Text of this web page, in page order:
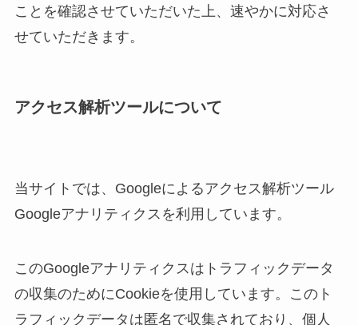
ことを確認させていただいた上、速やかに対応さ
せていただきます。
アクセス解析ツールについて
当サイトでは、Googleによるアクセス解析ツール
Googleアナリティクスを利用しています。
このGoogleアナリティクスはトラフィックデータ
の収集のためにCookieを使用しています。このト
ラフィックデータは匿名で収集されており、個人